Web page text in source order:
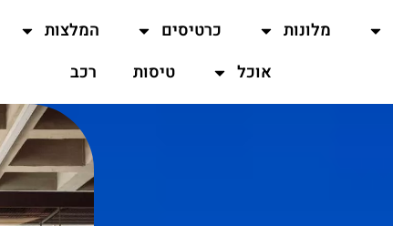
מלונות כרטיסים המלצות
אוכל
טיסות רכב